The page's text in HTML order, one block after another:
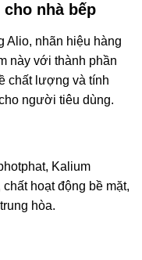
nhà bếp
Alio, nhãn hiệu hàng
này với thành phần
chất lượng và tính
người tiêu dùng.
Kalium
hoạt động bề mặt,
hòa.